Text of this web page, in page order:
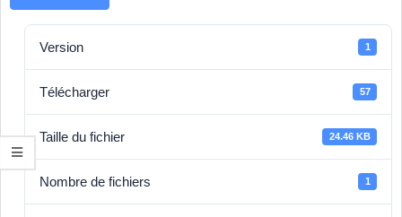
Version 1
Télécharger 57
Taille du fichier 24.46 KB
Nombre de fichiers 1